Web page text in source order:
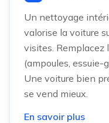
Un nettoyage
valorise la voiture
visites.
(ampoules, essuie-
Une voiture bien
se vend mieux.
En savoir plus